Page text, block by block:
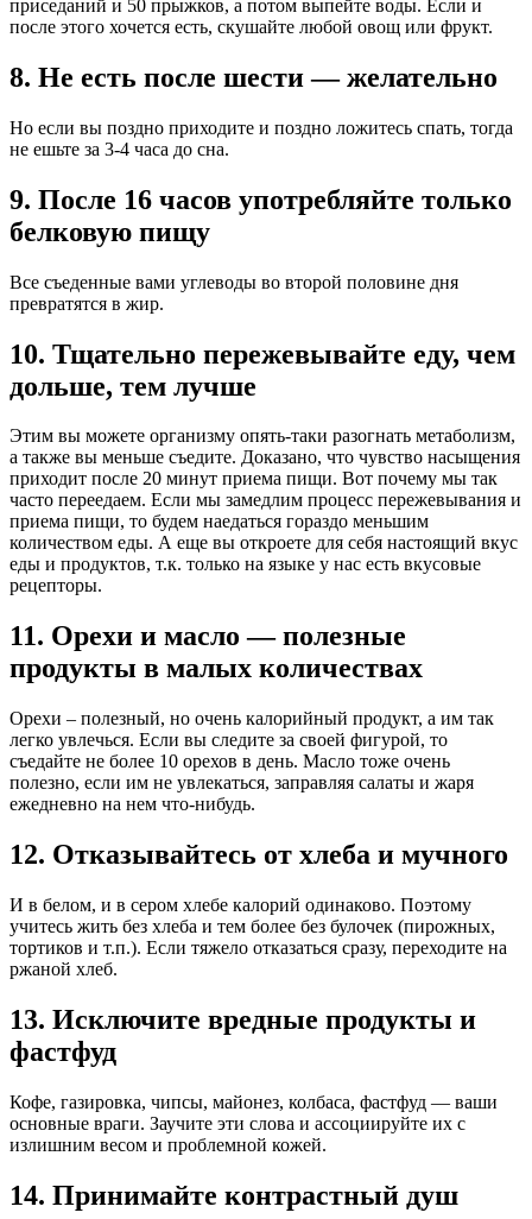
приседаний и 50 прыжков, а потом выпейте воды. Если и
после этого хочется есть, скушайте любой овощ или фрукт.
8. Не есть после шести — желательно
Но если вы поздно приходите и поздно ложитесь спать, тогда
не ешьте за 3-4 часа до сна.
9. После 16 часов употребляйте только
белковую пищу
Все съеденные вами углеводы во второй половине дня
превратятся в жир.
10. Тщательно пережевывайте еду, чем
дольше, тем лучше
Этим вы можете организму опять-таки разогнать метаболизм,
а также вы меньше съедите. Доказано, что чувство насыщения
приходит после 20 минут приема пищи. Вот почему мы так
часто переедаем. Если мы замедлим процесс пережевывания и
приема пищи, то будем наедаться гораздо меньшим
количеством еды. А еще вы откроете для себя настоящий вкус
еды и продуктов, т.к. только на языке у нас есть вкусовые
рецепторы.
11. Орехи и масло — полезные
продукты в малых количествах
Орехи – полезный, но очень калорийный продукт, а им так
легко увлечься. Если вы следите за своей фигурой, то
съедайте не более 10 орехов в день. Масло тоже очень
полезно, если им не увлекаться, заправляя салаты и жаря
ежедневно на нем что-нибудь.
12. Отказывайтесь от хлеба и мучного
И в белом, и в сером хлебе калорий одинаково. Поэтому
учитесь жить без хлеба и тем более без булочек (пирожных,
тортиков и т.п.). Если тяжело отказаться сразу, переходите на
ржаной хлеб.
13. Исключите вредные продукты и
фастфуд
Кофе, газировка, чипсы, майонез, колбаса, фастфуд — ваши
основные враги. Заучите эти слова и ассоциируйте их с
излишним весом и проблемной кожей.
14. Принимайте контрастный душ